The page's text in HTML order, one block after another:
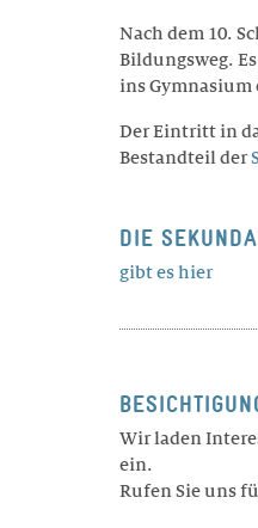
Nach dem 10.
Bildungsweg.
ins
Der Eintritt in
Bestandteil der
DIE
gibt es hier
Wir laden
ein.
Rufen Sie uns